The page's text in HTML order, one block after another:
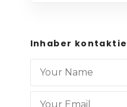
Inhaber